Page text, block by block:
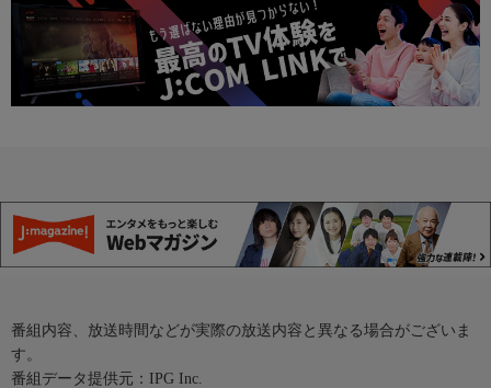
番組内容、放送時間などが実際の放送内容と異なる場合がございま
す。
番組データ提供元：IPG Inc.